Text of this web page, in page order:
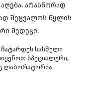
არასწორად
შეცვალოს წყლის
შედეგი.
სასმელი
სპეციალური,
ლაბორატორია